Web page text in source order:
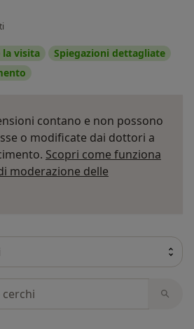
visita
Spiegazioni dettagliate
contano e non possono
o modificate dai dottori a
Scopri come funziona
moderazione delle